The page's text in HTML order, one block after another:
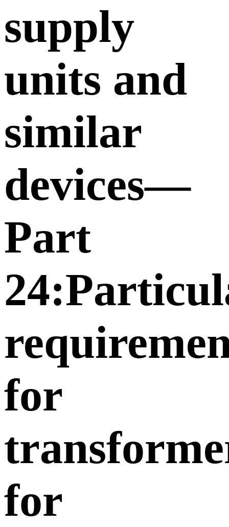
supply
units and
similar
devices—
Part
for
for